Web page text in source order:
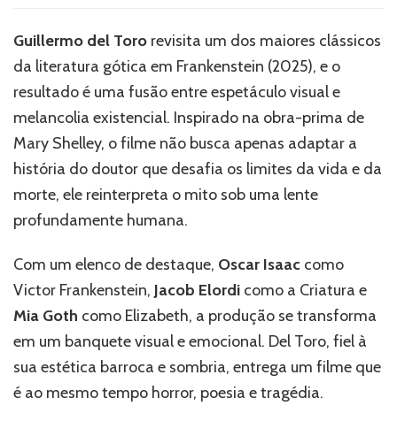
Frankenstein
A
beleza
sombria
da
criação
de
del
Toro
Guillermo del Toro revisita um dos maiores clássicos
da literatura gótica em Frankenstein (2025), e o
resultado é uma fusão entre espetáculo visual e
melancolia existencial. Inspirado na obra-prima de
Mary Shelley, o filme não busca apenas adaptar a
história do doutor que desafia os limites da vida e da
morte, ele reinterpreta o mito sob uma lente
profundamente humana.
Com um elenco de destaque, Oscar Isaac como
Victor Frankenstein, Jacob Elordi como a Criatura e
Mia Goth como Elizabeth, a produção se transforma
em um banquete visual e emocional. Del Toro, fiel à
sua estética barroca e sombria, entrega um filme que
é ao mesmo tempo horror, poesia e tragédia.